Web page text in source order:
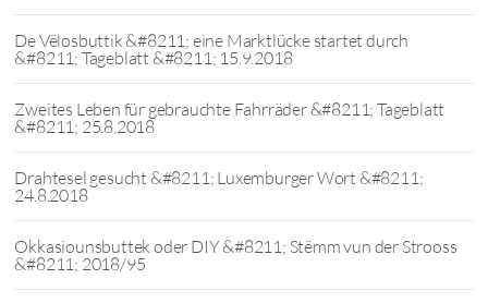
De Vëlosbuttik &#8211; eine Marktlücke startet durch
&#8211; Tageblatt &#8211; 15.9.2018
Zweites Leben für gebrauchte Fahrräder &#8211; Tageblatt
&#8211; 25.8.2018
Drahtesel gesucht &#8211; Luxemburger Wort &#8211;
24.8.2018
Okkasiounsbuttek oder DIY &#8211; Stëmm vun der Strooss
&#8211; 2018/95